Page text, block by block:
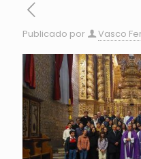
Publicado por Vasco